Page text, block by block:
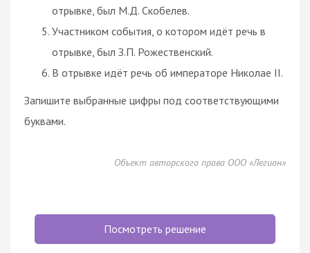
отрывке, был М.Д. Скобелев.
Участником события, о котором идёт речь в
отрывке, был З.П. Рожественский.
В отрывке идёт речь об императоре Николае II.
Запишите выбранные цифры под соответствующими
буквами.
Объект авторского права ООО «Легион»
Посмотреть решение